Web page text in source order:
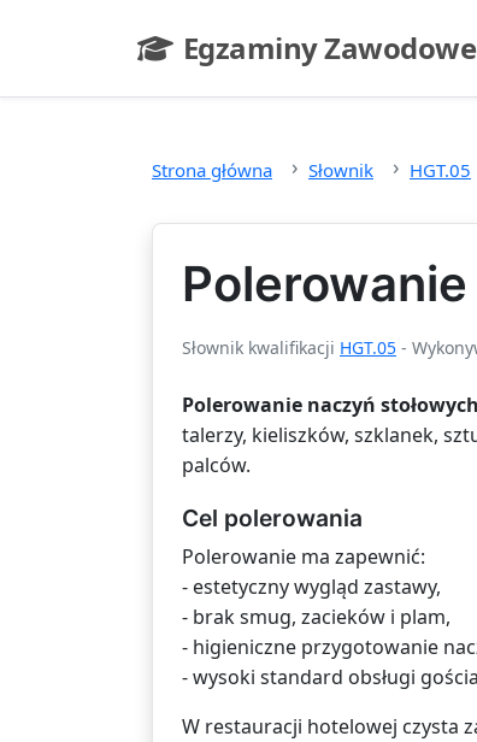
Egzaminy Zawodowe
- strona główna
Strona główna Słownik HGT.05
Słownik kwalifikacji HGT.05 -
Polerowanie naczyń stołowych
talerzy, kieliszków, szklanek,
palców.
Cel polerowania
Polerowanie ma zapewnić:
- estetyczny wygląd zastawy,
- brak smug, zacieków i plam,
- higieniczne przygotowanie
- wysoki standard obsługi
W restauracji hotelowej czysta